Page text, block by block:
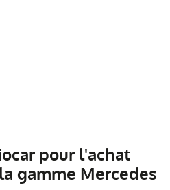
pour l'achat
gamme Mercedes